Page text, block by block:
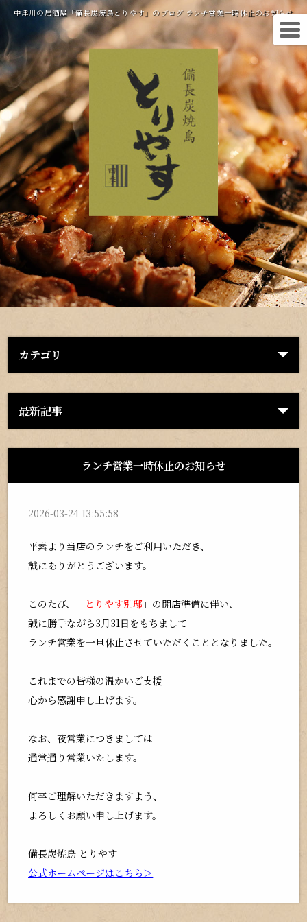
中津川の居酒屋「備長炭焼鳥とりやす」のブログ ランチ営業一時休止のお知らせ
カテゴリ
最新記事
ランチ営業一時休止のお知らせ
2026-03-24 13:55:58
平素より当店のランチをご利用いただき、
誠にありがとうございます。
このたび、「とりやす別邸 」の開店準備に伴い、
誠に勝手ながら3月31日をもちまして
ランチ営業を一旦休止させていただくこととなりました。
これまでの皆様の温かいご支援
心から感謝申し上げます。
なお、夜営業につきましては
通常通り営業いたします。
何卒ご理解いただきますよう、
よろしくお願い申し上げます。
備長炭焼鳥 とりやす
公式ホームページはこちら＞